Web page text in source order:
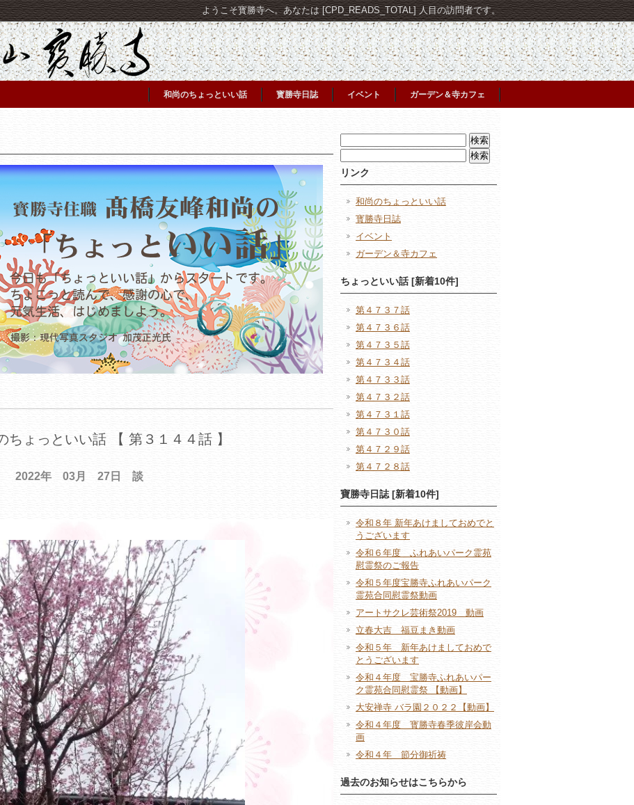
ようこそ寳勝寺へ。あなたは [CPD_READS_TOTAL] 人目の訪問者です。
和尚のちょっといい話 寳勝寺日誌 イベント ガーデン＆寺カフェ
ちょっといい話 【 第３１４４話 】
2022年 03月 27日 談
索:
索:
リンク
和尚のちょっといい話
寳勝寺日誌
イベント
ガーデン＆寺カフェ
ちょっといい話 [新着10件]
第４７３７話
第４７３６話
第４７３５話
第４７３４話
第４７３３話
第４７３２話
第４７３１話
第４７３０話
第４７２９話
第４７２８話
寶勝寺日誌 [新着10件]
令和８年 新年あけましておめでと
うございます
令和６年度 ふれあいパーク霊苑
慰霊祭のご報告
令和５年度宝勝寺ふれあいパーク
霊苑合同慰霊祭動画
アートサクレ芸術祭2019 動画
立春大吉 福豆まき動画
令和５年 新年あけましておめで
とうございます
令和４年度 宝勝寺ふれあいパー
ク霊苑合同慰霊祭 【動画】
大安禅寺 バラ園２０２２【動画】
令和４年度 寳勝寺春季彼岸会動
画
令和４年 節分御祈祷
過去のお知らせはこちらから